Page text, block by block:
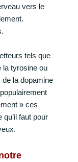
vers le
tels que
la tyrosine ou
la dopamine
» ces
faut pour